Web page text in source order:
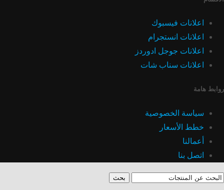
اعلانات فيسبوك
اعلانات انستجرام
اعلانات جوجل ادوردز
اعلانات سناب شات
روابط هامة
سياسة الخصوصية
خطط الأسعار
أعمالنا
اتصل بنا
بحث